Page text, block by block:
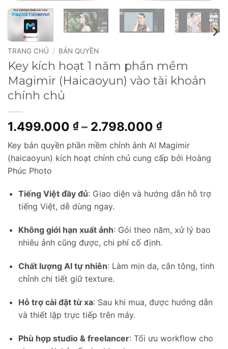
TRANG CHỦ / BẢN QUYỀN
Key kích hoạt 1 năm phần mềm
Magimir (Haicaoyun) vào tài khoản
chính chủ
1.499.000 ₫ – 2.798.000 ₫Khoảng
từ
1.499.000
2.798.000
Key bản quyền phần mềm chỉnh ảnh AI Magimir
(haicaoyun) kích hoạt chính chủ cung cấp bởi Hoàng
Phúc Photo
Tiếng Việt đầy đủ: Giao diện và hướng dẫn hỗ trợ
tiếng Việt, dễ dùng ngay.
Không giới hạn xuất ảnh: Gói theo năm, xử lý bao
nhiêu ảnh cũng được, chi phí cố định.
Chất lượng AI tự nhiên: Làm mịn da, cân tông, tinh
chỉnh chi tiết giữ texture.
Hỗ trợ cài đặt từ xa: Sau khi mua, được hướng dẫn
và thiết lập trực tiếp trên máy.
Phù hợp studio & freelancer: Tối ưu workflow cho